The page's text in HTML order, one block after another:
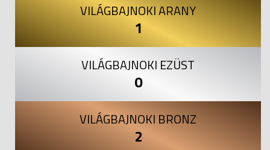
VILÁGBAJNOKI ARANY
1
VILÁGBAJNOKI EZÜST
0
VILÁGBAJNOKI BRONZ
2